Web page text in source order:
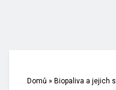
Domů » Biopaliva a jejich